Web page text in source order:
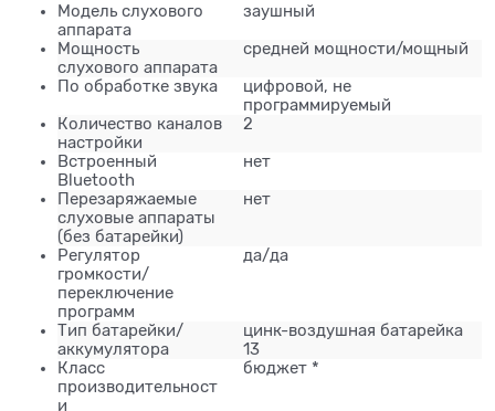
Модель слухового
аппарата
заушный
Мощность
слухового аппарата
средней мощности/мощный
По обработке звука
цифровой, не
программируемый
Количество каналов
настройки
2
Встроенный
Bluetooth
нет
Перезаряжаемые
слуховые аппараты
(без батарейки)
нет
Регулятор
громкости/
переключение
программ
да/да
Тип батарейки/
аккумулятора
цинк-воздушная батарейка
13
Класс
производительност
и
бюджет *